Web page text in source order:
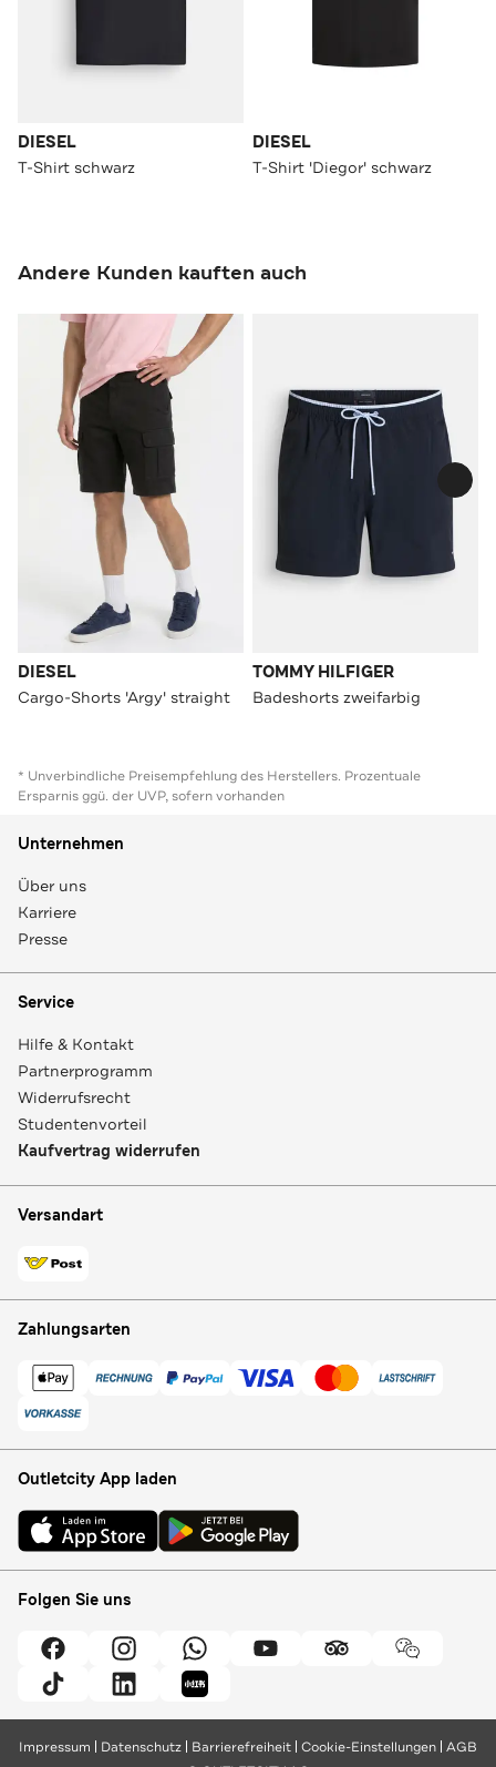
DIESEL
T-Shirt schwarz
DIESEL
T-Shirt 'Diegor' schwarz
Andere Kunden kauften auch
DIESEL
Cargo-Shorts 'Argy' straight
TOMMY HILFIGER
Badeshorts zweifarbig
* Unverbindliche Preisempfehlung des Herstellers. Prozentuale
Ersparnis ggü. der UVP, sofern vorhanden
Unternehmen
Über uns
Karriere
Presse
Service
Hilfe & Kontakt
Partnerprogramm
Widerrufsrecht
Studentenvorteil
Kaufvertrag widerrufen
Versandart
Zahlungsarten
Outletcity App laden
Folgen Sie uns
Impressum Datenschutz Barrierefreiheit Cookie-Einstellungen AGB